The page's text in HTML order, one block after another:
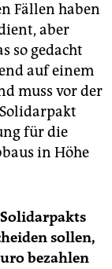
Fällen haben
aber
so gedacht
auf einem
muss vor der
für die
in Höhe
sollen,
bezahlen